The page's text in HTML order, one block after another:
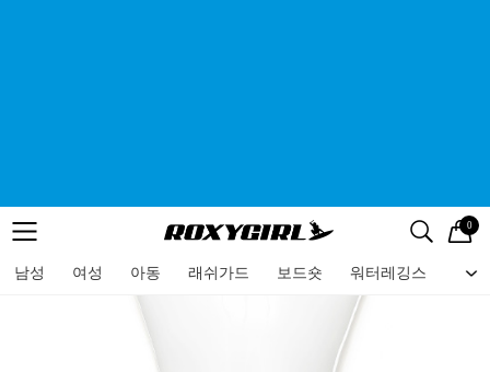
메뉴 검색
로고 0
남성 여성 아동 래쉬가드 보드숏 워터레깅스 비
메뉴